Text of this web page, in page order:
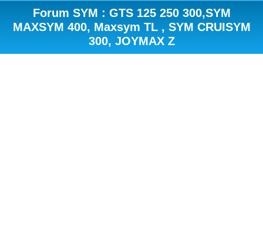
Forum SYM : GTS 125 250 300,SYM
MAXSYM 400, Maxsym TL , SYM CRUISYM
300, JOYMAX Z